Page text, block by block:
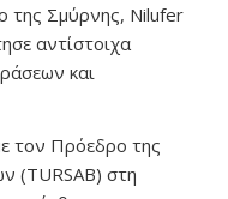
της Σμύρνης, Nilufer
αντίστοιχα
και
τον Πρόεδρο της
(TURSAB) στη